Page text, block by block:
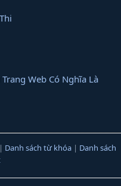
Web Có Nghĩa Là
| Danh sách từ khóa | Danh sách